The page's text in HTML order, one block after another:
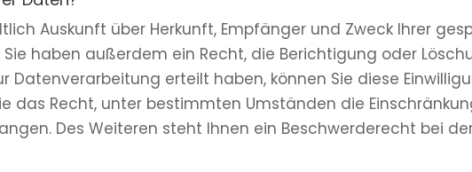
Auskunft über Herkunft, Empfänger und Zweck Ihrer
haben außerdem ein Recht, die Berichtigung oder
Datenverarbeitung erteilt haben, können Sie diese
das Recht, unter bestimmten Umständen die
Des Weiteren steht Ihnen ein Beschwerderecht bei